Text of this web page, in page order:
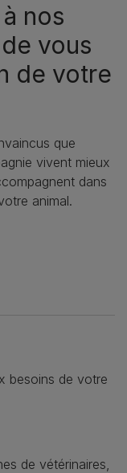
nos
vous
de votre
que
vivent mieux
dans
animal.​
besoins de votre
de vétérinaires,